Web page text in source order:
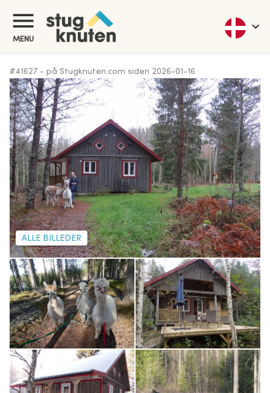
MENU
#41627 - på Stugknuten.com siden 2026-01-16
ALLE BILLEDER